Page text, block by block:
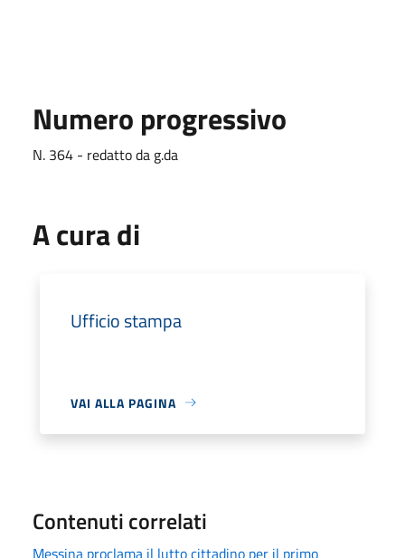
Numero progressivo
N. 364 - redatto da g.da
A cura di
Ufficio stampa
VAI ALLA PAGINA
Contenuti correlati
Messina proclama il lutto cittadino per il primo